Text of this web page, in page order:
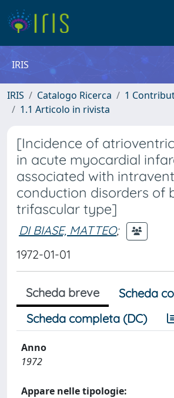
IRIS
IRIS Catalogo Ricerca
1
1.1 Articolo in rivista
[Incidence of
in acute myocardial
associated with
conduction disorders of
trifascular type]
DI BIASE, MATTEO;
1972-01-01
Scheda breve
Scheda
Scheda completa (DC)
Anno
1972
Appare nelle tipologie: